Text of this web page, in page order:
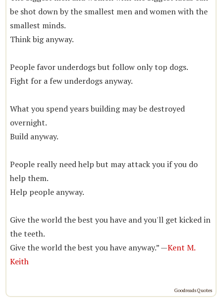
be shot down by the smallest men and women with the
smallest minds.
Think big anyway.
People favor underdogs but follow only top dogs.
Fight for a few underdogs anyway.
What you spend years building may be destroyed
overnight.
Build anyway.
People really need help but may attack you if you do
help them.
Help people anyway.
Give the world the best you have and you'll get kicked in
the teeth.
Give the world the best you have anyway.” —Kent M.
Keith
Goodreads Quotes